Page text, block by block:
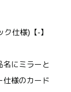
仕様)【-】
名にミラーと
仕様のカード